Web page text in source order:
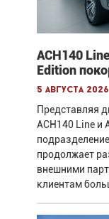
ACH140
Edition
5 августа 2026
Представляя
ACH140 Line и
продолжает
внешними
клиентам